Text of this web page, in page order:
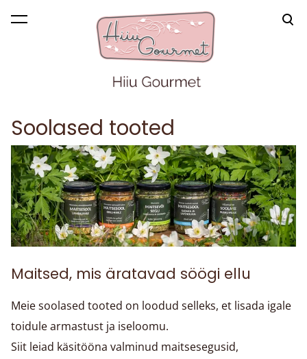
lisati ostukorvi. Vaata ostukorvi
Soolased tooted
Maitsed, mis äratavad söögi ellu
Meie soolased tooted on loodud selleks, et lisada igale
toidule armastust ja iseloomu.
Siit leiad käsitööna valminud maitsesegusid,